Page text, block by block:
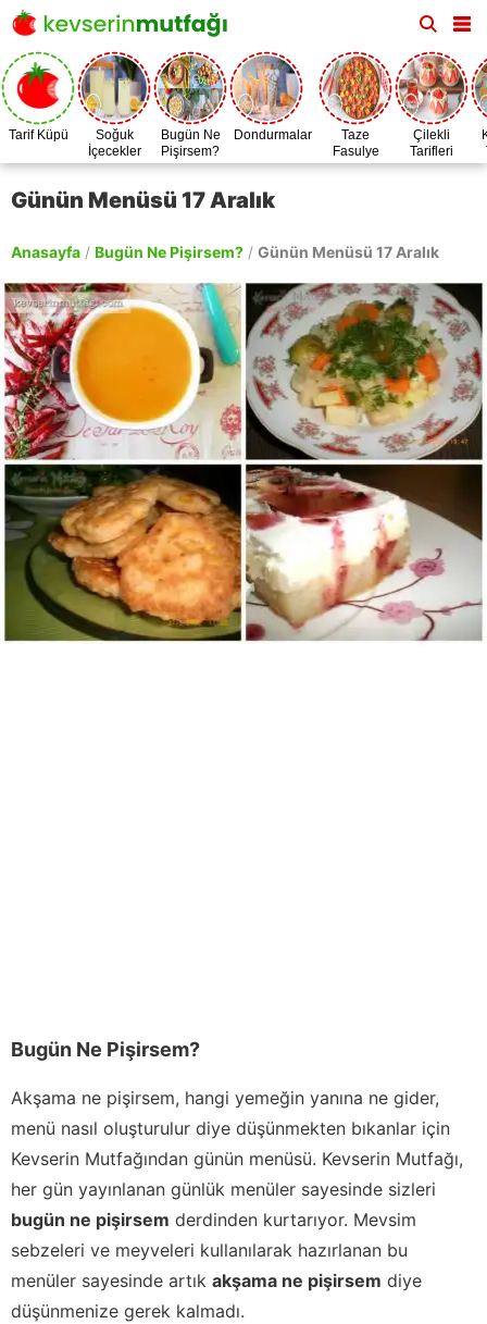
Tarif Küpü
Soğuk
İçecekler
Bugün Ne
Pişirsem?
Dondurmalar
Taze
Fasulye
Zamanı
Çilekli
Tarifleri
Günün Menüsü 17 Aralık
Anasayfa / Bugün Ne Pişirsem? / Günün Menüsü 17 Aralık
Bugün Ne Pişirsem?
Akşama ne pişirsem, hangi yemeğin yanına ne gider,
menü nasıl oluşturulur diye düşünmekten bıkanlar için
Kevserin Mutfağından günün menüsü. Kevserin Mutfağı,
her gün yayınlanan günlük menüler sayesinde sizleri
bugün ne pişirsem derdinden kurtarıyor. Mevsim
sebzeleri ve meyveleri kullanılarak hazırlanan bu
menüler sayesinde artık akşama ne pişirsem diye
düşünmenize gerek kalmadı.